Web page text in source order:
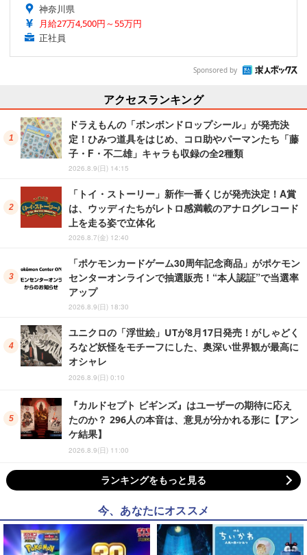
神奈川県
月給27万4,500円～55万円
正社員
Sponsored by
アクセスランキング
ドラえもんの「ボンボンドロップシール」が発売決
定！ひみつ道具をはじめ、コロ助やパーマンたち「藤
子・F・不二雄」キャラも収録の全2種類
2026.8.9(日) 14:15
「トイ・ストーリー」新作一番くじが発売決定！A賞
は、ウッディたちがレトロ感満載のアナログレコード
上を走る姿で立体化
2026.8.7(金) 12:40
「ポケモンカードゲーム30周年記念商品」がポケモン
センターオンラインで抽選販売！“本人認証”で当選率
アップ
2026.8.9(日) 18:30
ユニクロの「浮世絵」UTが8月17日発売！がしゃどく
ろなど妖怪をモチーフにした、奥深い世界観が最高に
オシャレ
2026.8.9(日) 0:10
『カルドセプト ビギンズ』はユーザーの期待に応え
たのか？ 296人の本音は、意見が分かれる形に【アン
ケ結果】
2026.8.9(日) 11:00
ランキングをもっと見る
今、あなたにオススメ